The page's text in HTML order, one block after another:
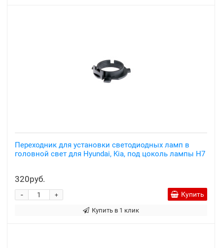
Переходник для установки светодиодных ламп в
головной свет для Hyundai, Kia, под цоколь лампы H7
320руб.
+
- Купить
Купить в 1 клик